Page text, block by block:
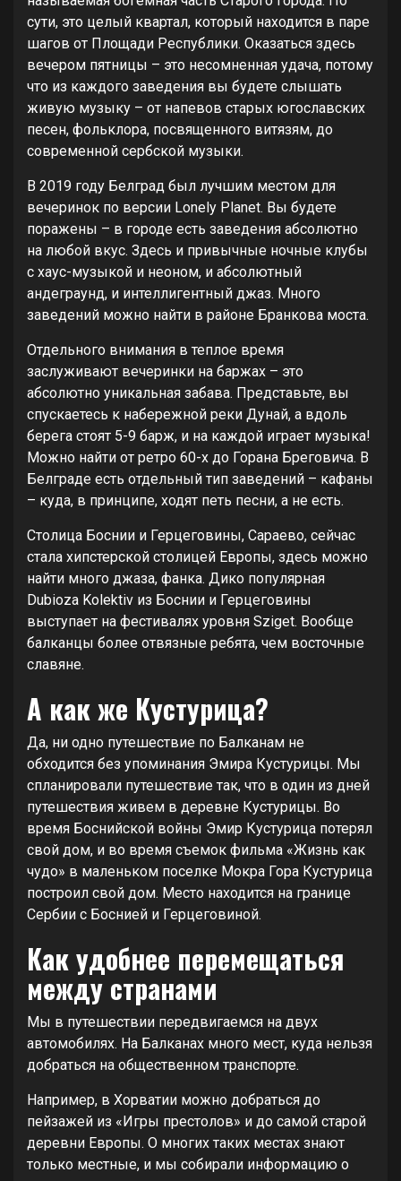
сути, это целый квартал, который находится в паре
шагов от Площади Республики. Оказаться здесь
вечером пятницы – это несомненная удача, потому
что из каждого заведения вы будете слышать
живую музыку – от напевов старых югославских
песен, фольклора, посвященного витязям, до
современной сербской музыки.
В 2019 году Белград был лучшим местом для
вечеринок по версии Lonely Planet. Вы будете
поражены – в городе есть заведения абсолютно
на любой вкус. Здесь и привычные ночные клубы
с хаус-музыкой и неоном, и абсолютный
андеграунд, и интеллигентный джаз. Много
заведений можно найти в районе Бранкова моста.
Отдельного внимания в теплое время
заслуживают вечеринки на баржах – это
абсолютно уникальная забава. Представьте, вы
спускаетесь к набережной реки Дунай, а вдоль
берега стоят 5-9 барж, и на каждой играет музыка!
Можно найти от ретро 60-х до Горана Бреговича. В
Белграде есть отдельный тип заведений – кафаны
– куда, в принципе, ходят петь песни, а не есть.
Столица Боснии и Герцеговины, Сараево, сейчас
стала хипстерской столицей Европы, здесь можно
найти много джаза, фанка. Дико популярная
Dubioza Kolektiv из Боснии и Герцеговины
выступает на фестивалях уровня Sziget. Вообще
балканцы более отвязные ребята, чем восточные
славяне.
А как же Кустурица?
Да, ни одно путешествие по Балканам не
обходится без упоминания Эмира Кустурицы. Мы
спланировали путешествие так, что в один из дней
путешествия живем в деревне Кустурицы. Во
время Боснийской войны Эмир Кустурица потерял
свой дом, и во время съемок фильма «Жизнь как
чудо» в маленьком поселке Мокра Гора Кустурица
построил свой дом. Место находится на границе
Сербии с Боснией и Герцеговиной.
Как удобнее перемещаться
между странами
Мы в путешествии передвигаемся на двух
автомобилях. На Балканах много мест, куда нельзя
добраться на общественном транспорте.
Например, в Хорватии можно добраться до
пейзажей из «Игры престолов» и до самой старой
деревни Европы. О многих таких местах знают
только местные, и мы собирали информацию о